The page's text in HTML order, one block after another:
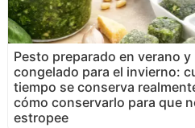
Pesto preparado en verano y
congelado para el invierno:
tiempo se conserva
cómo conservarlo para que
estropee